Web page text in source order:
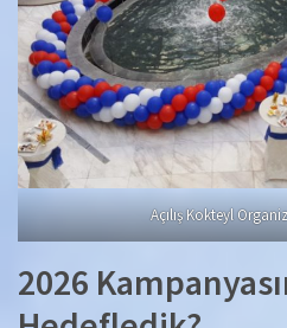
Açılış Kokteyl
2026